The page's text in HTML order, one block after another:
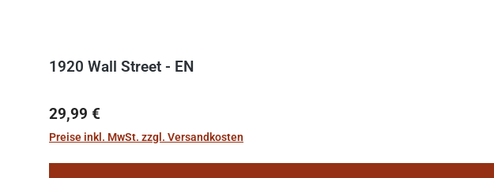
1920 Wall Street - EN
Regulärer Preis:
29,99 €
Preise inkl. MwSt. zzgl. Versandkosten